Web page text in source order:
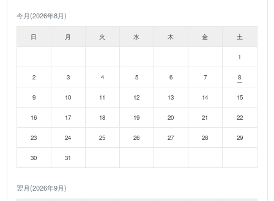
今月(2026年8月)
日 月 火 水 木 金 土
1
2 3 4 5 6 7 8
9 10 11 12 13 14 15
16 17 18 19 20 21 22
23 24 25 26 27 28 29
30 31
翌月(2026年9月)